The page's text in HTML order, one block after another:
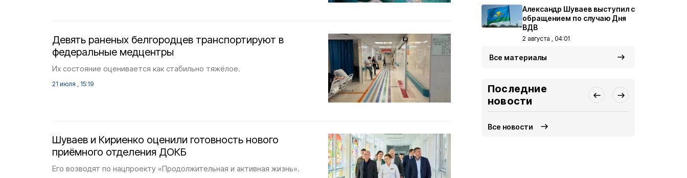
Девять раненых белгородцев транспортируют в
федеральные медцентры
Их состояние оценивается как стабильно тяжёлое.
21 июля , 15:19
Шуваев и Кириенко оценили готовность нового
приёмного отделения ДОКБ
Его возводят по нацпроекту «Продолжительная и активная жизнь».
Александр Шуваев выступил с
обращением по случаю Дня
ВДВ
2 августа , 04:01
Все материалы
Последние
новости
Все новости